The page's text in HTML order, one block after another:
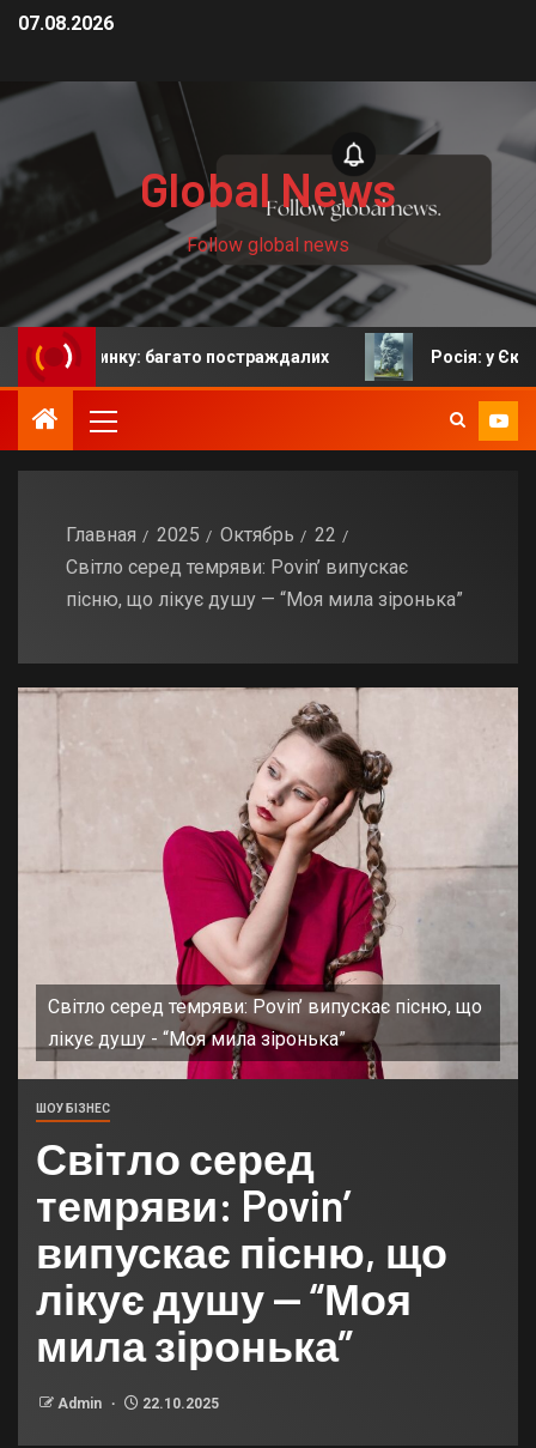
07.08.2026
Global News
Follow global news
багато постраждалих Росія: у
Главная 2025 Октябрь
22
Світло серед темряви: Povin’ випускає
пісню, що лікує душу — “Моя мила зіронька”
Світло серед темряви: Povin’ випускає пісню, що
лікує душу - “Моя мила зіронька”
ШОУ БІЗНЕС
Світло серед
темряви: Povin’
випускає пісню, що
лікує душу — “Моя
мила зіронька”
Admin 22.10.2025